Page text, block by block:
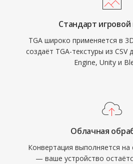
Стандарт игровой
TGA широко применяется в
создаёт TGA-текстуры из
Engine, Unity и
Облачная
Конвертация выполняется на
— ваше устройство